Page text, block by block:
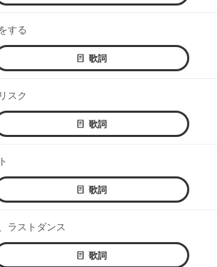
する
歌詞
スク
歌詞
歌詞
ラストダンス
歌詞